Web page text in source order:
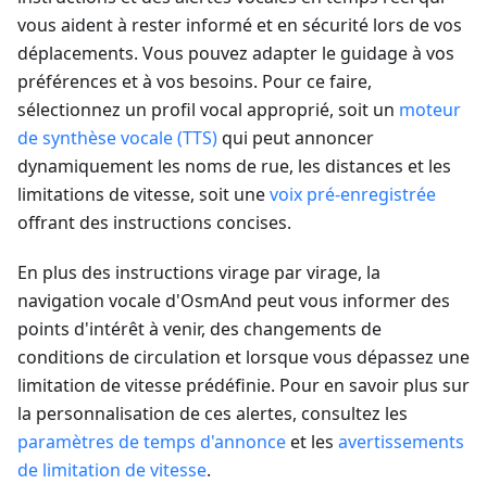
vous aident à rester informé et en sécurité lors de vos
déplacements. Vous pouvez adapter le guidage à vos
préférences et à vos besoins. Pour ce faire,
sélectionnez un profil vocal approprié, soit un moteur
de synthèse vocale (TTS)qui peut annoncer
dynamiquement les noms de rue, les distances et les
limitations de vitesse, soit unevoix pré-enregistrée
offrant des instructions concises.
En plus des instructions virage par virage, la
navigation vocale d'OsmAnd peut vous informer des
points d'intérêt à venir, des changements de
conditions de circulation et lorsque vous dépassez une
limitation de vitesse prédéfinie. Pour en savoir plus sur
la personnalisation de ces alertes, consultez les
paramètres de temps d'annonceet les avertissements
de limitation de vitesse.